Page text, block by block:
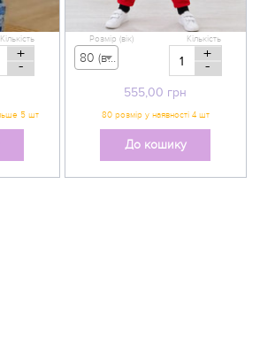
Кількість
+
-
555,00 грн
Розмір (вік)
80 (вік 9-12 міс) - 555,00 грн
Кількість
+
-
До кошику